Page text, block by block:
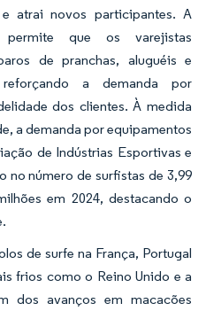
atrai novos participantes. A
permite que os varejistas
de pranchas, aluguéis e
a demanda por
dos clientes. À medida
a demanda por equipamentos
de Indústrias Esportivas e
no número de surfistas de 3,99
em 2024, destacando o
de surfe na França, Portugal
frios como o Reino Unido e a
dos avanços em macacões